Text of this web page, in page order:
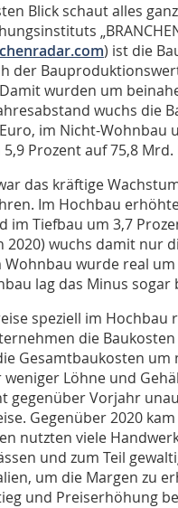
Blick schaut alles
) ist die
der
wurden um
wuchs die
im Nicht-Wohnbau
Prozent auf 75,8 Mrd.
das kräftige
Im Hochbau
im Tiefbau um 3,7
2020) wuchs damit nur
Wohnbau wurde real
lag das Minus sogar
speziell im
die
Gesamtbaukosten
weniger Löhne und
gegenüber Vorjahr
Gegenüber 2020
nutzten viele
und zum Teil
um die Margen zu
und Preiserhöhung